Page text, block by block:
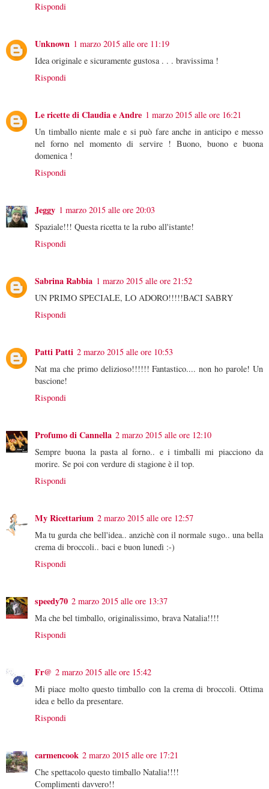
Rispondi
Unknown 1 marzo 2015 alle ore 11:19
Idea originale e sicuramente gustosa . . . bravissima !
Rispondi
Le ricette di Claudia e Andre 1 marzo 2015 alle ore 16:21
Un timballo niente male e si può fare anche in anticipo e messo
nel forno nel momento di servire ! Buono, buono e buona
domenica !
Rispondi
Jeggy 1 marzo 2015 alle ore 20:03
Spaziale!!! Questa ricetta te la rubo all'istante!
Rispondi
Sabrina Rabbia 1 marzo 2015 alle ore 21:52
UN PRIMO SPECIALE, LO ADORO!!!!!BACI SABRY
Rispondi
Patti Patti 2 marzo 2015 alle ore 10:53
Nat ma che primo delizioso!!!!!! Fantastico.... non ho parole! Un
bascione!
Rispondi
Profumo di Cannella 2 marzo 2015 alle ore 12:10
Sempre buona la pasta al forno.. e i timballi mi piacciono da
morire. Se poi con verdure di stagione è il top.
Rispondi
My Ricettarium 2 marzo 2015 alle ore 12:57
Ma tu gurda che bell'idea.. anzichè con il normale sugo.. una bella
crema di broccoli.. baci e buon lunedì :-)
Rispondi
speedy70 2 marzo 2015 alle ore 13:37
Ma che bel timballo, originalissimo, brava Natalia!!!!
Rispondi
Fr@ 2 marzo 2015 alle ore 15:42
Mi piace molto questo timballo con la crema di broccoli. Ottima
idea e bello da presentare.
Rispondi
carmencook 2 marzo 2015 alle ore 17:21
Che spettacolo questo timballo Natalia!!!!
Complimenti davvero!!